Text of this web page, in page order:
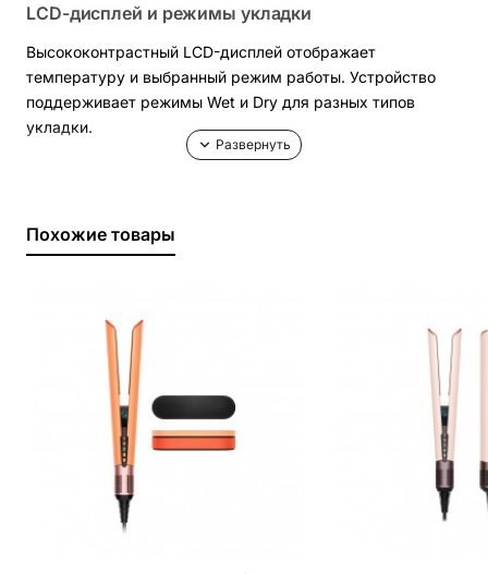
LCD-дисплей и режимы укладки
Высококонтрастный LCD-дисплей отображает
температуру и выбранный режим работы. Устройство
поддерживает режимы Wet и Dry для разных типов
укладки.
воздуха для выпрямления волос во время сушки без
Интеллектуальная защита волос
Система контроля температуры регулирует нагрев
воздушного потока для снижения теплового воздействия
и сохранения естественного блеска волос.
Основные преимущества Dyson Airstrait HT01
технология Airflow без горячих пластин
выпрямление влажных и сухих волос
Похожие товары